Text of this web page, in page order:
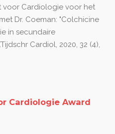
voor Cardiologie voor het
Dr. Coeman: "Colchicine
in secundaire
Cardiol, 2020, 32 (4),
Cardiologie Award